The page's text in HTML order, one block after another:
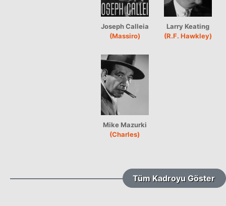
Joseph Calleia
(Massiro)
Larry Keating
(R.F. Hawkley)
Mike Mazurki
(Charles)
Tüm Kadroyu Göster